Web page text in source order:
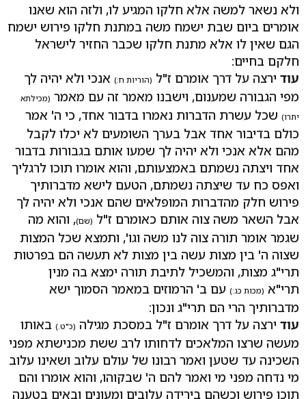
ולא נשאר למשה אלא חלקו המגיע לו, ולזה הוא שאנו
אומרים ביום שבת ישמח משה במתנת חלקו פירוש ישמח
הגם שאין לו אלא מתנת חלקו שכבר החזיר לישראל
חלקם בחיים:
עוד ירצה על דרך אומרם ז"ל (הוריות ח:) אנכי ולא יהיה לך
מפי הגבורה שמענום, וישבנו מאמר זה עם מאמר (מכילתא
יתרו) שכל עשרת הדברות נאמרו בדבור אחד, כי ה' אמר
כולם בדיבור אחד אבל בערך השומעים לא יכלו לקבל
מהם אלא אנכי ולא יהיה לך שמעו אותם בגבורות בדבור
אחד ויצתה נשמתם באמצעותם, והוא אומרו תוכו לרגליך
ואפס כח עד שיצתה נשמתם, הטעם לישא מדברותיך
פירוש חלק מהדברות המופלאים שהם אנכי ולא יהיה לך
אבל השאר משה צוה אותם כאומרם ז"ל (שם), והוא מה
שגמר אומר תורה צוה לנו משה וגו', ותמצא שכל המצות
שצוה ה' בין מצות עשה בין מצות לא תעשה הם בפרטות
תרי"ג מצות, והמשכיל לתיבת תורה ימצא בה מנין
תרי"א (מכות כג:) עם ב' הרמוזים במאמר הסמוך ישא
מדברותיך הרי הם תרי"ג ונכון:
עוד ירצה על דרך אומרם ז"ל במסכת מגילה (כ"ט.) באותו
מעשה שרצו המלאכים לדחותו לרב ששת מכנישתא מפני
השכינה עד שטען ואמר רבונו של עולם עלוב ושאינו עלוב
מי נדחה מפני מי ואמר להם ה' שבקוהו, והוא אומרו והם
תוכו פירוש וכשהם בירידה עלובים ומעונים ובאים בטענה